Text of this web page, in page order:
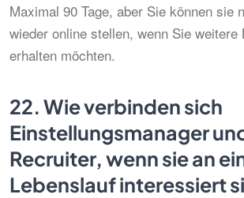
Maximal 90 Tage, aber Sie können sie
wieder online stellen, wenn Sie weitere
erhalten möchten.
22.Wie verbinden sich
Einstellungsmanager
Recruiter, wenn sie an
Lebenslauf interessiert